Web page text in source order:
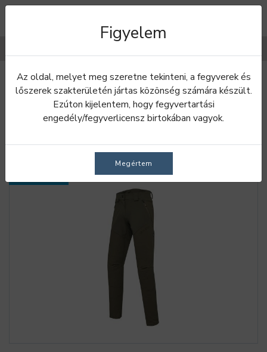
Bevezetés Nadrágok Női nadrágok
NŐI NADRÁGOK
Figyelem
Az oldal, melyet meg szeretne tekinteni, a fegyverek és
lőszerek szakterületén jártas közönség számára készült.
Ezúton kijelentem, hogy fegyvertartási
engedély/fegyverlicensz birtokában vagyok.
Megértem